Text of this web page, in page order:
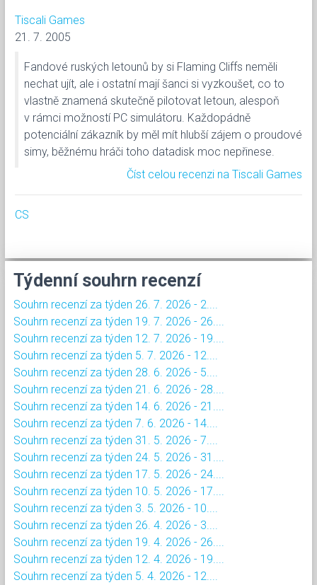
Tiscali Games
21. 7. 2005
Fandové ruských letounů by si Flaming Cliffs neměli
nechat ujít, ale i ostatní mají šanci si vyzkoušet, co to
vlastně znamená skutečně pilotovat letoun, alespoň
v rámci možností PC simulátoru. Každopádně
potenciální zákazník by měl mít hlubší zájem o proudové
simy, běžnému hráči toho datadisk moc nepřinese.
Číst celou recenzi na Tiscali Games
CS
Týdenní souhrn recenzí
Souhrn recenzí za týden 26. 7. 2026 - 2....
Souhrn recenzí za týden 19. 7. 2026 - 26....
Souhrn recenzí za týden 12. 7. 2026 - 19....
Souhrn recenzí za týden 5. 7. 2026 - 12....
Souhrn recenzí za týden 28. 6. 2026 - 5....
Souhrn recenzí za týden 21. 6. 2026 - 28....
Souhrn recenzí za týden 14. 6. 2026 - 21....
Souhrn recenzí za týden 7. 6. 2026 - 14....
Souhrn recenzí za týden 31. 5. 2026 - 7....
Souhrn recenzí za týden 24. 5. 2026 - 31....
Souhrn recenzí za týden 17. 5. 2026 - 24....
Souhrn recenzí za týden 10. 5. 2026 - 17....
Souhrn recenzí za týden 3. 5. 2026 - 10....
Souhrn recenzí za týden 26. 4. 2026 - 3....
Souhrn recenzí za týden 19. 4. 2026 - 26....
Souhrn recenzí za týden 12. 4. 2026 - 19....
Souhrn recenzí za týden 5. 4. 2026 - 12....